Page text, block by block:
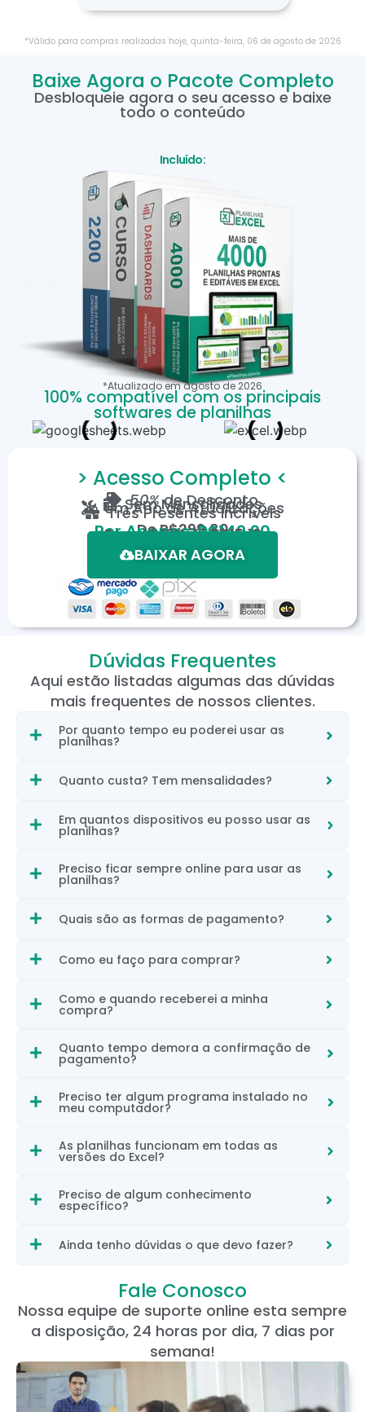
*Válido para compras realizadas hoje, quinta-feira, 06 de agostode 2026
Baixe Agora o Pacote Completo
Desbloqueie agora o seu acesso e baixe
todo o conteúdo
Incluído:
*Atualizado emagostode 2026
100% compatível com os principais
softwares de planilhas
> Acesso Completo <
50%de Desconto
Sem Mensalidades
Um Ano de Atualizações
Três Presentes Incríveis
DeR$299,80
Por Apenas: R$149,90
Em até 12X de R$15,19
*Oferta válida por tempo limitado.
BAIXAR AGORA
Dúvidas Frequentes
Aqui estão listadas algumas das dúvidas
mais frequentes de nossos clientes.
Por quanto tempo eu poderei usar as
planilhas?
Quanto custa? Tem mensalidades?
Em quantos dispositivos eu posso usar as
planilhas?
Preciso ficar sempre online para usar as
planilhas?
Quais são as formas de pagamento?
Como eu faço para comprar?
Como e quando receberei a minha
compra?
Quanto tempo demora a confirmação de
pagamento?
Preciso ter algum programa instalado no
meu computador?
As planilhas funcionam em todas as
versões do Excel?
Preciso de algum conhecimento
específico?
Ainda tenho dúvidas o que devo fazer?
Fale Conosco
Nossa equipe de suporte online esta sempre
a disposição, 24 horas por dia, 7 dias por
semana!